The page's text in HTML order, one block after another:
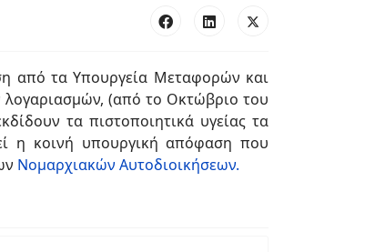
από τα Υπουργεία Μεταφορών και
λογαριασμών, (από το Οκτώβριο του
τα πιστοποιητικά υγείας τα
η κοινή υπουργική απόφαση που
Νομαρχιακών Αυτοδιοικήσεων.